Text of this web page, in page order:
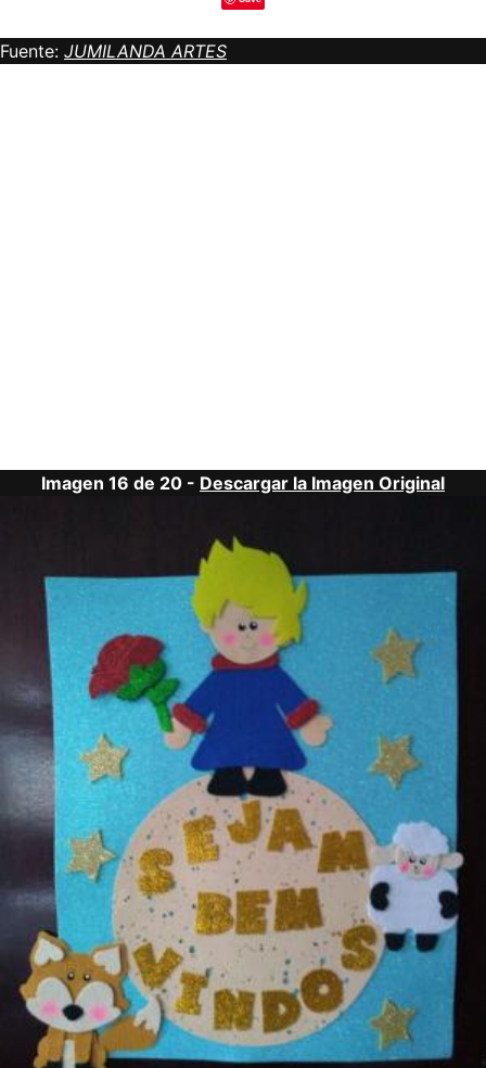
Fuente: JUMILANDA ARTES
Imagen 16 de 20 - Descargar la Imagen Original